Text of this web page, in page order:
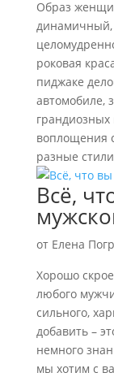
Образ
динамичный,
роковая
пиджаке
автомобиле,
воплощения
разные
Всё,
от Елена
Хорошо
любого
сильного,
добавить –
немного
мы хотим с